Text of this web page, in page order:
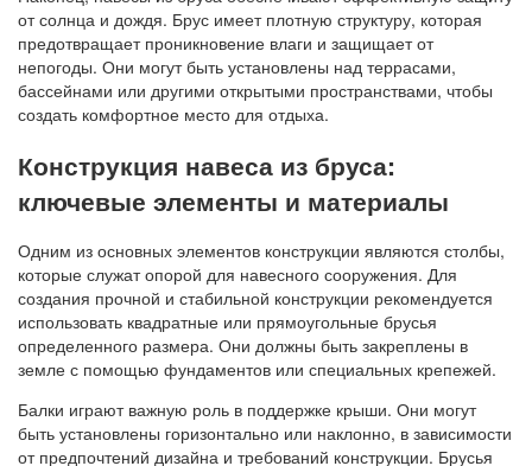
от солнца и дождя. Брус имеет плотную структуру, которая
предотвращает проникновение влаги и защищает от
непогоды. Они могут быть установлены над террасами,
бассейнами или другими открытыми пространствами, чтобы
создать комфортное место для отдыха.
Конструкция навеса из бруса:
ключевые элементы и материалы
Одним из основных элементов конструкции являются столбы,
которые служат опорой для навесного сооружения. Для
создания прочной и стабильной конструкции рекомендуется
использовать квадратные или прямоугольные брусья
определенного размера. Они должны быть закреплены в
земле с помощью фундаментов или специальных крепежей.
Балки играют важную роль в поддержке крыши. Они могут
быть установлены горизонтально или наклонно, в зависимости
от предпочтений дизайна и требований конструкции. Брусья